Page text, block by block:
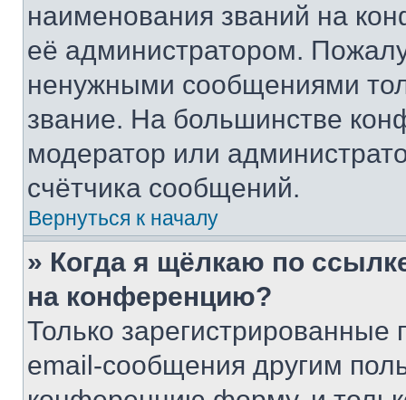
наименования званий на
её администратором.
ненужными сообщениями
звание. На большинстве
модератор или
счётчика сообщений.
Вернуться к началу
» Когда я щёлкаю по
на конференцию?
Только зарегистрированные
email-сообщения другим